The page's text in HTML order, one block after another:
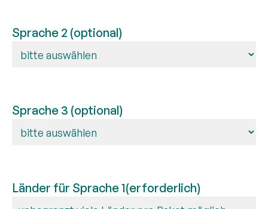
Sprache 2 (optional)
Sprache 3 (optional)
Länder für Sprache 1(erforderlich)